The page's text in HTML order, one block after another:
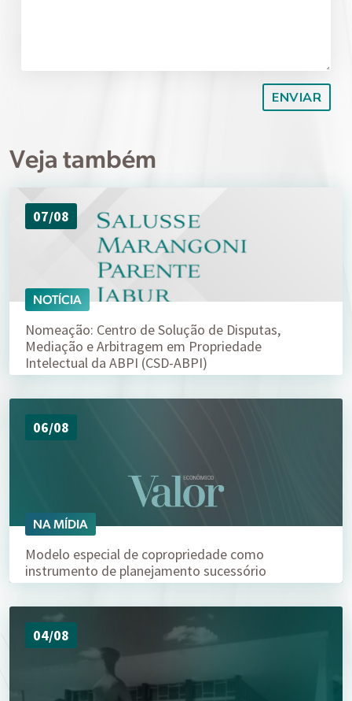
Veja também
07/08
NOTÍCIA
Nomeação: Centro de Solução de Disputas,
Mediação e Arbitragem em Propriedade
Intelectual da ABPI (CSD-ABPI)
06/08
NA MÍDIA
Modelo especial de copropriedade como
instrumento de planejamento sucessório
04/08